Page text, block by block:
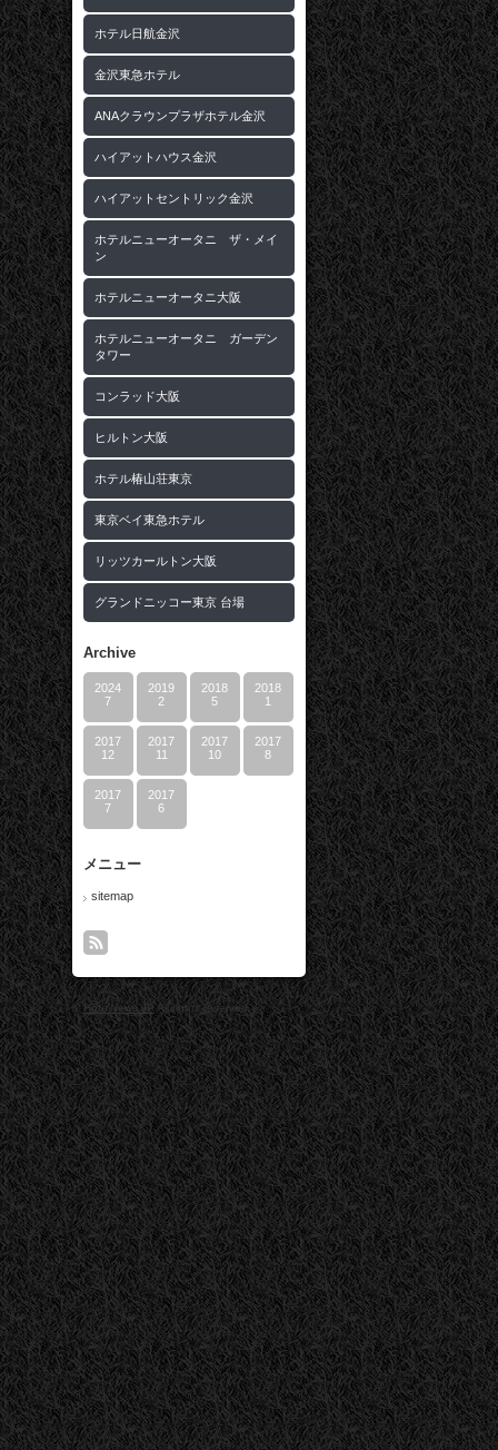
ホテル日航金沢
金沢東急ホテル
ANAクラウンプラザホテル金沢
ハイアットハウス金沢
ハイアットセントリック金沢
ホテルニューオータニ ザ・メイ
ン
ホテルニューオータニ大阪
ホテルニューオータニ ガーデン
タワー
コンラッド大阪
ヒルトン大阪
ホテル椿山荘東京
東京ベイ東急ホテル
リッツカールトン大阪
グランドニッコー東京 台場
Archive
2024
7
2019
2
2018
5
2018
1
2017
12
2017
11
2017
10
2017
8
2017
7
2017
6
メニュー
sitemap
©HotelNews.JPAll rights reserved.